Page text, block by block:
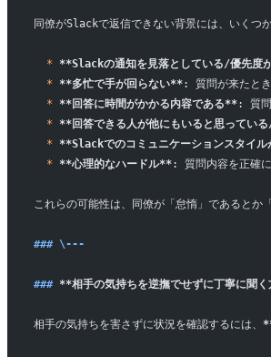
同僚がSlackで返信できない背景には、いくつ
  *
**Slackの通知を見落としている/優先度
  *
**多忙で手が回らない**: 質問が来たとき
  *
**回答に時間がかかる内容である**: 質問
  *
**回答できる人が他にもいると思ってい
  *
**Slackでのコミュニケーションスタイ
  *
**心理的なハードル**: 質問内容を正確に
これらの可能性は、同僚が「怠惰」であるとか
### \---
### **相手の気持ちを逆撫でせずに丁寧に聞
相手の気持ちを害さずに状況を確認するには、